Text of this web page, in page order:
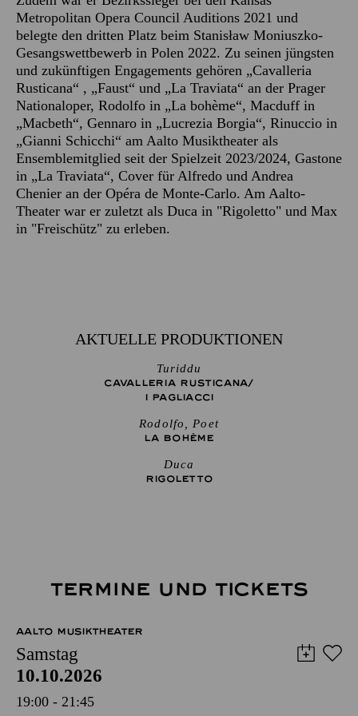
Metropolitan Opera Council Auditions 2021 und
belegte den dritten Platz beim Stanisław Moniuszko-
Gesangswettbewerb in Polen 2022. Zu seinen jüngsten
und zukünftigen Engagements gehören „Cavalleria
Rusticana“ , „Faust“ und „La Traviata“ an der Prager
Nationaloper, Rodolfo in „La bohème“, Macduff in
„Macbeth“, Gennaro in „Lucrezia Borgia“, Rinuccio in
„Gianni Schicchi“ am Aalto Musiktheater als
Ensemblemitglied seit der Spielzeit 2023/2024, Gastone
in „La Traviata“, Cover für Alfredo und Andrea
Chenier an der Opéra de Monte-Carlo. Am Aalto-
Theater war er zuletzt als Duca in "Rigoletto" und Max
in "Freischütz" zu erleben.
AKTUELLE PRODUKTIONEN
Turiddu
CAVALLERIA RUSTICANA/
I PAGLIACCI
Rodolfo, Poet
LA BOHÈME
Duca
RIGO­LETTO
TERMINE UND TICKETS
AALTO MUSIKTHEATER
Samstag
10.10.2026
19:00 - 21:45